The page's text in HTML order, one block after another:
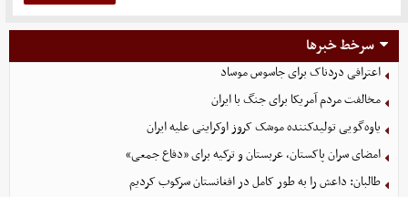
سرخط خبرها
اعترافی دردناک برای جاسوس موساد
مخالفت مردم آمریکا برای جنگ با ایران
یاوه‌گویی تولیدکننده موشک کروز اوکراینی علیه ایران
امضای سران پاکستان، عربستان و ترکیه برای «دفاع جمعی»
طالبان: داعش را به طور کامل در افغانستان سرکوب کردیم